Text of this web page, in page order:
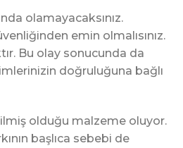
olamayacaksınız.
emin olmalısınız.
Bu olay sonucunda da
doğruluğuna bağlı
olduğu malzeme oluyor.
başlıca sebebi de